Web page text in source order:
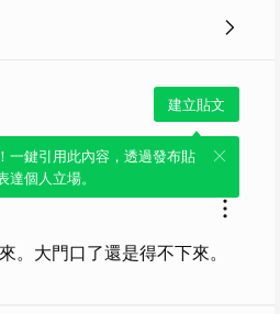
建立貼文
一鍵引用此內容，透過發布貼
達個人立場。
大門口了還是得不下來。